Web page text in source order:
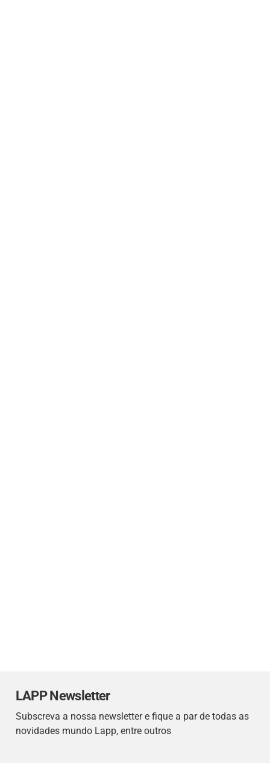
LAPP Newsletter
Subscreva a nossa newsletter e fique a par de todas as
novidades mundo Lapp, entre outros